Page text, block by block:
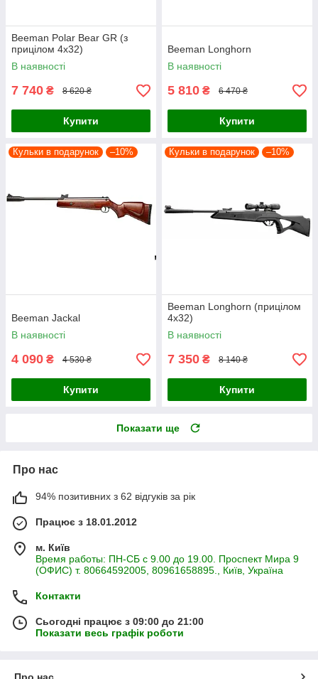
Beeman Polar Bear GR (з
прицілом 4х32)
В наявності
7 740 ₴ 8 620 ₴
Купити
Beeman Longhorn
В наявності
5 810 ₴ 6 470 ₴
Купити
Кульки в подарунок –10%
Beeman Jackal
В наявності
4 090 ₴ 4 530 ₴
Купити
Кульки в подарунок –10%
Beeman Longhorn (прицілом
4х32)
В наявності
7 350 ₴ 8 140 ₴
Купити
Показати ще
Про нас
94% позитивних з 62 відгуків за рік
Працює з 18.01.2012
м. Київ
Время работы: ПН-СБ с 9.00 до 19.00. Проспект Мира 9
(ОФИС) т. 80664592005, 80961658895., Київ, Україна
Контакти
Сьогодні працює з 09:00 до 21:00
Показати весь графік роботи